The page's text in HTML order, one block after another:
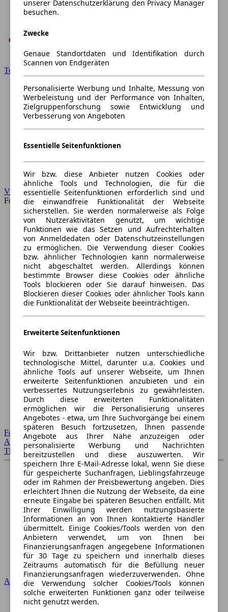
Toyota
VW
Forum
Forum Startseite
Alle Auto-Foren
Themen-Forum
Audi
unserer Datenschutzerklärung den Privacy Manager
besuchen.
Zwecke
Genaue Standortdaten und Identifikation durch
Scannen von Endgeräten
Personalisierte Werbung und Inhalte, Messung von
Werbeleistung und der Performance von Inhalten,
Zielgruppenforschung sowie Entwicklung und
Verbesserung von Angeboten
Essentielle Seitenfunktionen
Wir bzw. diese Anbieter nutzen Cookies oder
ähnliche Tools und Technologien, die für die
essentielle Seitenfunktionen erforderlich sind und
die einwandfreie Funktionalität der Webseite
sicherstellen. Sie werden normalerweise als Folge
von Nutzeraktivitäten genutzt, um wichtige
Funktionen wie das Setzen und Aufrechterhalten
von Anmeldedaten oder Datenschutzeinstellungen
zu ermöglichen. Die Verwendung dieser Cookies
bzw. ähnlicher Technologien kann normalerweise
nicht abgeschaltet werden. Allerdings können
bestimmte Browser diese Cookies oder ähnliche
Tools blockieren oder Sie darauf hinweisen. Das
Blockieren dieser Cookies oder ähnlicher Tools kann
die Funktionalität der Webseite beeinträchtigen.
Erweiterte Seitenfunktionen
Wir bzw. Drittanbieter nutzen unterschiedliche
technologische Mittel, darunter u.a. Cookies und
ähnliche Tools auf unserer Webseite, um Ihnen
erweiterte Seitenfunktionen anzubieten und ein
verbessertes Nutzungserlebnis zu gewährleisten.
Durch diese erweiterten Funktionalitäten
ermöglichen wir die Personalisierung unseres
Angebotes - etwa, um Ihre Suchvorgänge bei einem
späteren Besuch fortzusetzen, Ihnen passende
Angebote aus Ihrer Nähe anzuzeigen oder
personalisierte Werbung und Nachrichten
bereitzustellen und diese auszuwerten. Wir
speichern Ihre E-Mail-Adresse lokal, wenn Sie diese
für gespeicherte Suchanfragen, Lieblingsfahrzeuge
oder im Rahmen der Preisbewertung angeben. Dies
erleichtert Ihnen die Nutzung der Webseite, da eine
erneute Eingabe bei späteren Besuchen entfällt. Mit
Ihrer Einwilligung werden nutzungsbasierte
Informationen an von Ihnen kontaktierte Händler
übermittelt. Einige Cookies/Tools werden von den
Anbietern verwendet, um von Ihnen bei
Finanzierungsanfragen angegebene Informationen
für 30 Tage zu speichern und innerhalb dieses
Zeitraums automatisch für die Befüllung neuer
Finanzierungsanfragen wiederzuverwenden. Ohne
die Verwendung solcher Cookies/Tools können
solche erweiterten Funktionen ganz oder teilweise
nicht genutzt werden.